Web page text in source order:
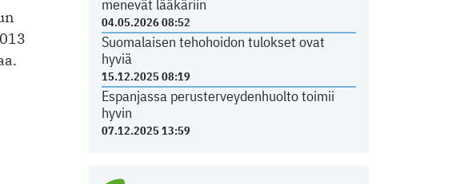
menevät lääkäriin
04.05.2026 08:52
Suomalaisen tehohoidon tulokset ovat
hyviä
15.12.2025 08:19
Espanjassa perusterveydenhuolto toimii
hyvin
07.12.2025 13:59